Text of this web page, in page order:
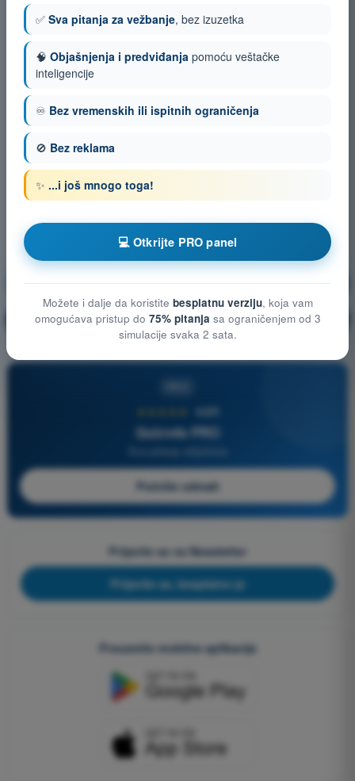
Operativne procedure Vežbanje!
🔒 PRO Objašnjenje pitanja
4,6/5
Quizvds PRO
Počnite odmah
Prijavite se na Newsletter
Prijavite se, besplatno je
Preuzmite mobilne aplikacije
✅ Sva pitanja za vežbanje, bez izuzetka
🧠 Objašnjenja i predviđanja pomoću veštačke
inteligencije
♾️ Bez vremenskih ili ispitnih ograničenja
🚫 Bez reklama
✨ ...i još mnogo toga!
💻 Otkrijte PRO panel
Možete i dalje da koristite besplatnu verziju, koja vam
omogućava pristup do 75% pitanja sa ograničenjem od 3
simulacije svaka 2 sata.